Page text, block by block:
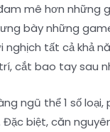
mê hơn những
bày những
tất cả khả
cắt bao tay sau
ngũ thể 1 số
biệt, căn